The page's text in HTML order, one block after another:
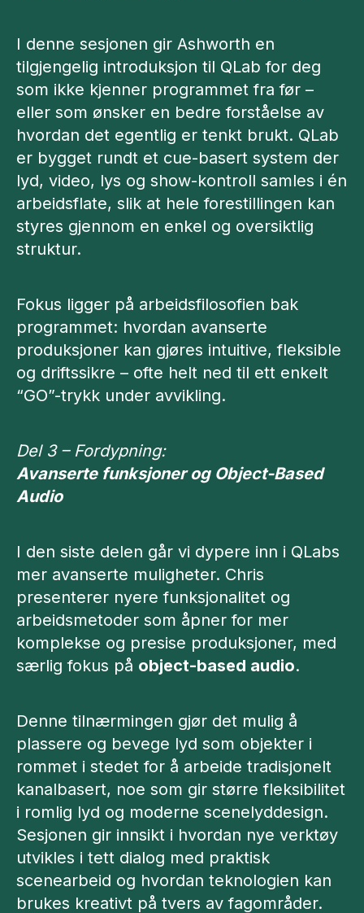
I denne sesjonen gir Ashworth en
tilgjengelig introduksjon til QLab for deg
som ikke kjenner programmet fra før –
eller som ønsker en bedre forståelse av
hvordan det egentlig er tenkt brukt. QLab
er bygget rundt et cue-basert system der
lyd, video, lys og show-kontroll samles i én
arbeidsflate, slik at hele forestillingen kan
styres gjennom en enkel og oversiktlig
struktur.
Fokus ligger på arbeidsfilosofien bak
programmet: hvordan avanserte
produksjoner kan gjøres intuitive, fleksible
og driftssikre – ofte helt ned til ett enkelt
“GO”-trykk under avvikling.
Del 3 – Fordypning:
Avanserte funksjoner og Object-Based
Audio
I den siste delen går vi dypere inn i QLabs
mer avanserte muligheter. Chris
presenterer nyere funksjonalitet og
arbeidsmetoder som åpner for mer
komplekse og presise produksjoner, med
særlig fokus på object-based audio.
Denne tilnærmingen gjør det mulig å
plassere og bevege lyd som objekter i
rommet i stedet for å arbeide tradisjonelt
kanalbasert, noe som gir større fleksibilitet
i romlig lyd og moderne scenelyddesign.
Sesjonen gir innsikt i hvordan nye verktøy
utvikles i tett dialog med praktisk
scenearbeid og hvordan teknologien kan
brukes kreativt på tvers av fagområder.